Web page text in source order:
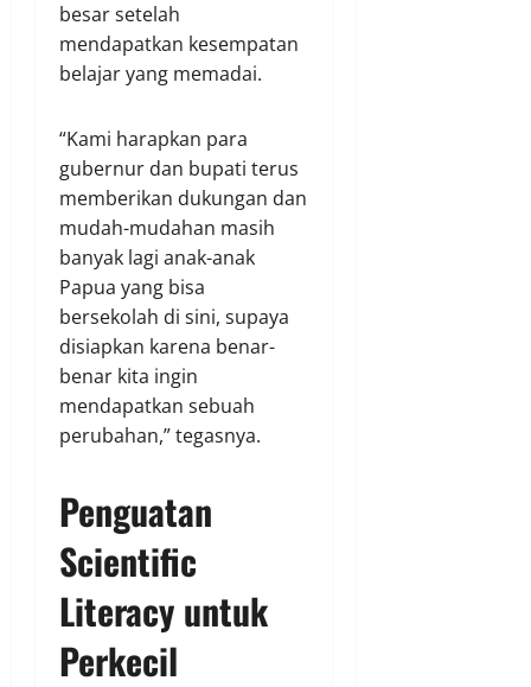
besar setelah
mendapatkan kesempatan
belajar yang memadai.
“Kami harapkan para
gubernur dan bupati terus
memberikan dukungan dan
mudah-mudahan masih
banyak lagi anak-anak
Papua yang bisa
bersekolah di sini, supaya
disiapkan karena benar-
benar kita ingin
mendapatkan sebuah
perubahan,” tegasnya.
Penguatan
Scientific
Literacy untuk
Perkecil